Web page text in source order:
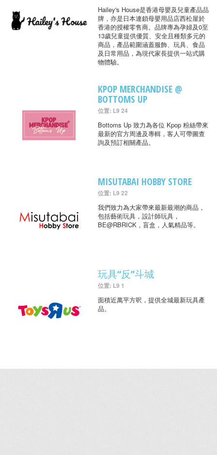
Hailey's House是香港母嬰及兒童產品品
牌，亦是日本連鎖母嬰用品店西松屋於
香港的授權零售商。品牌專為孕婦及0至
13歲兒童提供優質、安全且種類多元的
商品，產品範圍涵蓋服飾、玩具、食品
及日常用品，為現代家長提供一站式購
物體驗。
KPOP MERCHANDISE @
BOTTOMS UP
位置: L9 24
Bottoms Up 致力為各位 Kpop 粉絲帶來
最新的官方周邊及專輯，客人可帶圖查
詢及預訂相關產品。
MISUTABAI HOBBY STORE
位置: L9 22
我們致力為大家帶來最新最潮的商品，
包括藝術玩具，設計師玩具，
BE@RBRICK，盲盒，人氣精品等。
玩具“反”斗城
位置: L9 1
面積近萬平方呎，提供全城最新玩具產
品。